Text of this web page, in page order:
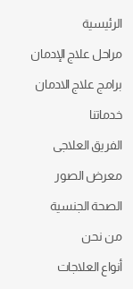
الرئيسية
مراحل علاج الإدمان
برامج علاج الادمان
خدماتنا
الفريق العلاجى
معرض الصور
الصحة الجنسية
من نحن
أنواع العلاجات